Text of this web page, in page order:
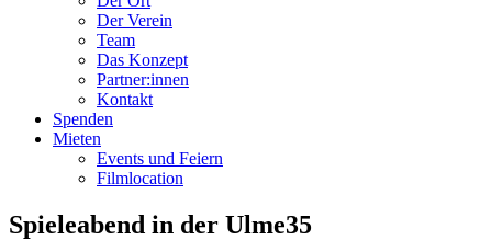
Der Verein
Team
Das Konzept
Partner:innen
Kontakt
Spenden
Mieten
Events und Feiern
Filmlocation
Spieleabend in der Ulme35